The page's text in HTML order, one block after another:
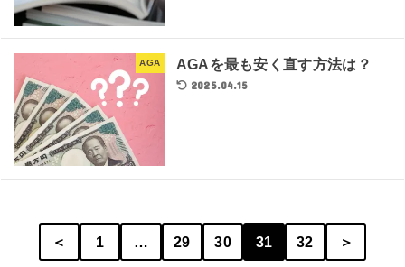
AGA AGAを最も安く直す方法は？
2025.04.15
＜ 1 … 29 30 31 32 ＞